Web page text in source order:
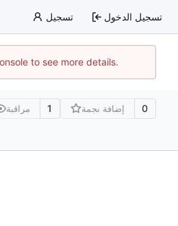
تسجيل تسجيل الدخول
to see more details.
مراقبة 1 إضافة نجمة 0